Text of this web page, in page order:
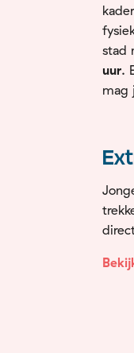
stad
uur.
mag